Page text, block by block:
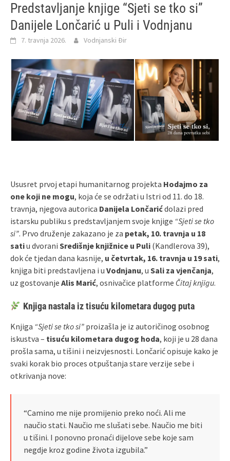
Predstavljanje knjige “Sjeti se tko si”
Danijele Lončarić u Puli i Vodnjanu
7. travnja 2026. Vodnjanski Đir
Ususret prvoj etapi humanitarnog projekta Hodajmo za
one koji ne mogu, koja će se održati u Istri od 11. do 18.
travnja, njegova autorica Danijela Lončarićdolazi pred
istarsku publiku s predstavljanjem svoje knjige “Sjeti se tko
si”. Prvo druženje zakazano je za petak, 10. travnja u 18
satiu dvorani Središnje knjižnice u Puli (Kandlerova 39),
dok će tjedan dana kasnije, u četvrtak, 16. travnja u 19 sati,
knjiga biti predstavljena i u Vodnjanu, u Sali za vjenčanja,
uz gostovanje Alis Marić, osnivačice platforme Čitaj knjigu.
Knjiga nastala iz tisuću kilometara dugog puta
Knjiga “Sjeti se tko si” proizašla je iz autoričinog osobnog
iskustva – tisuću kilometara dugog hoda, koji je u 28 dana
prošla sama, u tišini i neizvjesnosti. Lončarić opisuje kako je
svaki korak bio proces otpuštanja stare verzije sebe i
otkrivanja nove:
“Camino me nije promijenio preko noći. Ali me
naučio stati. Naučio me slušati sebe. Naučio me biti
u tišini. I ponovno pronaći dijelove sebe koje sam
negdje kroz godine života izgubila.”